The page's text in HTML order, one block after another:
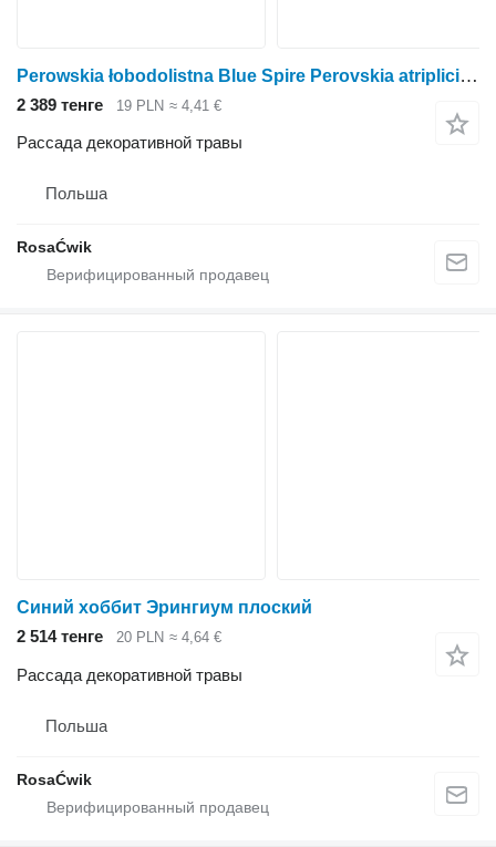
Perowskia łobodolistna Blue Spire Perovskia atriplicifolia
2 389 тенге 19 PLN ≈ 4,41 €
Рассада декоративной травы
Польша
RosaĆwik
Синий хоббит Эрингиум плоский
2 514 тенге
20 PLN ≈ 4,64 €
Рассада декоративной травы
Польша
RosaĆwik